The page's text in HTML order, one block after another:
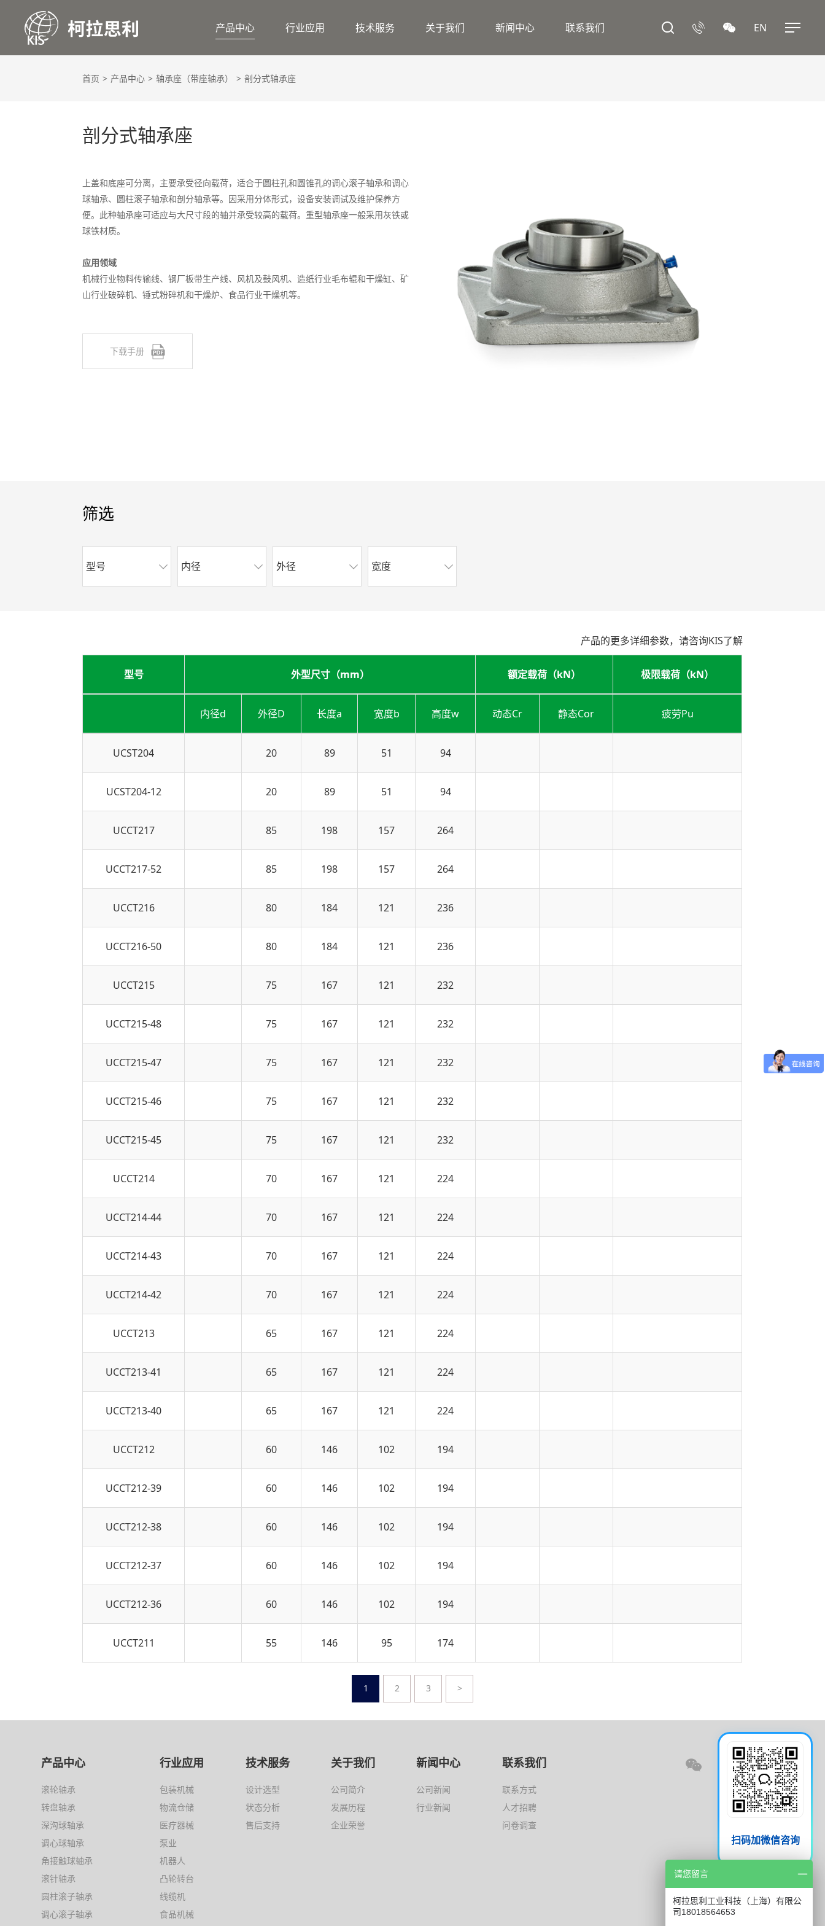
产品中心 行业应用 技术服务 关于我们 新闻中心 联系我们 EN
首页 产品中心 轴承座（带座轴承） 剖分式轴承座
剖分式轴承座
上盖和底座可分离，主要承受径向载荷，适合于圆柱孔和圆锥孔的调心滚子轴承和调心
球轴承、圆柱滚子轴承和剖分轴承等。因采用分体形式，设备安装调试及维护保养方
便。此种轴承座可适应与大尺寸段的轴并承受较高的载荷。重型轴承座一般采用灰铁或
球铁材质。
应用领域
机械行业物料传输线、钢厂板带生产线、风机及鼓风机、造纸行业毛布辊和干燥缸、矿
山行业破碎机、锤式粉碎机和干燥炉、食品行业干燥机等。
下载手册
筛选
型号 内径 外径 宽度
产品的更多详细参数，请咨询KIS了解
型号 外型尺寸（mm） 额定载荷（kN） 极限载荷（kN）
内径d 外径D 长度a 宽度b 高度w 动态Cr 静态Cor 疲劳Pu
UCST204 20 89 51 94
UCST204-12 20 89 51 94
UCCT217 85 198 157 264
UCCT217-52 85 198 157 264
UCCT216 80 184 121 236
UCCT216-50 80 184 121 236
UCCT215 75 167 121 232
UCCT215-48 75 167 121 232
UCCT215-47 75 167 121 232
UCCT215-46 75 167 121 232
UCCT215-45 75 167 121 232
UCCT214 70 167 121 224
UCCT214-44 70 167 121 224
UCCT214-43 70 167 121 224
UCCT214-42 70 167 121 224
UCCT213 65 167 121 224
UCCT213-41 65 167 121 224
UCCT213-40 65 167 121 224
UCCT212 60 146 102 194
UCCT212-39 60 146 102 194
UCCT212-38 60 146 102 194
UCCT212-37 60 146 102 194
UCCT212-36 60 146 102 194
UCCT211 55 146 95 174
1 2 3 >
产品中心
滚轮轴承
转盘轴承
深沟球轴承
调心球轴承
角接触球轴承
滚针轴承
圆柱滚子轴承
调心滚子轴承
行业应用
包装机械
物流仓储
医疗器械
泵业
机器人
凸轮转台
线缆机
食品机械
技术服务
设计选型
状态分析
售后支持
关于我们
公司简介
发展历程
企业荣誉
新闻中心
公司新闻
行业新闻
联系我们
联系方式
人才招聘
问卷调查
请您留言
柯拉思利工业科技（上海）有限公
司18018564653
扫码加微信咨询